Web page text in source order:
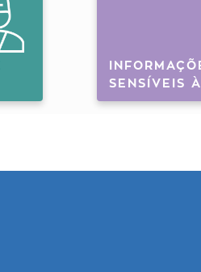
SENSÍVEIS